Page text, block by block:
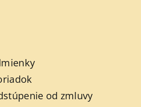
od zmluvy